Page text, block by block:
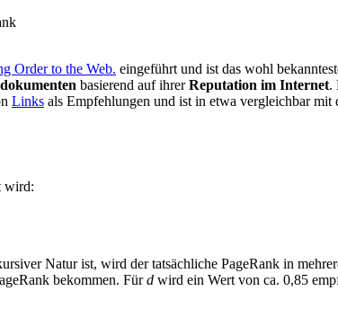
Order to the Web. eingeführt und ist das wohl
basierend auf ihrerReputation im Internet.
Links als Empfehlungen und ist in etwa vergleichbar
wird:
Natur ist, wird der tatsächliche PageRank in
bekommen. Fürd wird ein Wert von ca. 0,85